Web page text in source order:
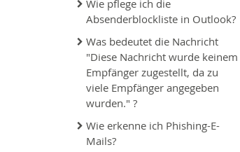
Wie pflege ich die
Absenderblockliste in Outlook?
Was bedeutet die Nachricht
"Diese Nachricht wurde keinem
Empfänger zugestellt, da zu
viele Empfänger angegeben
wurden." ?
Wie erkenne ich Phishing-E-
Mails?